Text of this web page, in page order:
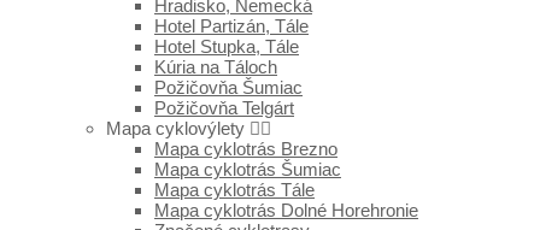
Hradisko, Nemecká
Hotel Partizán, Tále
Hotel Stupka, Tále
Kúria na Táloch
Požičovňa Šumiac
Požičovňa Telgárt
Mapa cyklovýlety
Mapa cyklotrás Brezno
Mapa cyklotrás Šumiac
Mapa cyklotrás Tále
Mapa cyklotrás Dolné Horehronie